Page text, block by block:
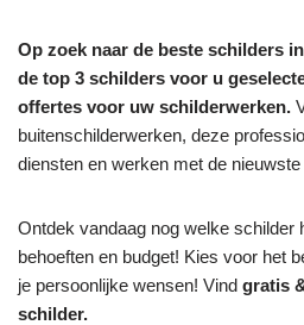
Op zoek naar de beste schilders
de top 3 schilders voor u
offertes voor uw schilderwerken.
buitenschilderwerken, deze
diensten en werken met de
Ontdek vandaag nog welke schilder
behoeften en budget! Kies voor het
je persoonlijke wensen! Vind gratis
schilder.